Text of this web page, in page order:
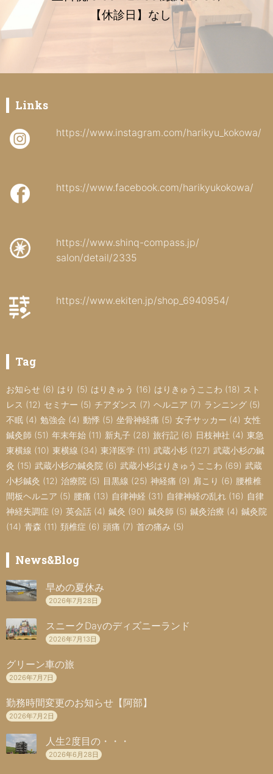
【休診日】なし
Links
https://www.instagram.com/harikyu_kokowa/
https://www.facebook.com/harikyukokowa/
https://www.shinq-compass.jp/
salon/detail/2335
https://www.ekiten.jp/shop_6940954/
Tag
お知らせ (6) はり (5) はりきゅう (16) はりきゅうここわ (18) スト
レス (12) セミナー (5) チアダンス (7) ヘルニア (7) ランニング (5)
不眠 (4) 勉強会 (4) 動悸 (5) 坐骨神経痛 (5) 女子サッカー (4) 女性
鍼灸師 (51) 年末年始 (11) 新丸子 (28) 旅行記 (6) 日枝神社 (4) 東急
東横線 (10) 東横線 (34) 東洋医学 (11) 武蔵小杉 (127) 武蔵小杉の鍼
灸 (15) 武蔵小杉の鍼灸院 (6) 武蔵小杉はりきゅうここわ (69) 武蔵
小杉鍼灸 (12) 治療院 (5) 目黒線 (25) 神経痛 (9) 肩こり (6) 腰椎椎
間板ヘルニア (5) 腰痛 (13) 自律神経 (31) 自律神経の乱れ (16) 自律
神経失調症 (9) 英会話 (4) 鍼灸 (90) 鍼灸師 (5) 鍼灸治療 (4) 鍼灸院
(14) 青森 (11) 頚椎症 (6) 頭痛 (7) 首の痛み (5)
News&Blog
早めの夏休み
2026年7月28日
スニークDayのディズニーランド
2026年7月13日
グリーン車の旅
2026年7月7日
勤務時間変更のお知らせ【阿部】
2026年7月2日
人生2度目の・・・
2026年6月28日